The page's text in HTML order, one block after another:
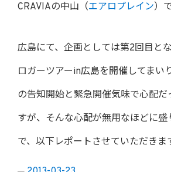
CRAVIAの中山（エアロプレイン）
広島にて、企画としては第2回目と
ロガーツアーin広島を開催してまい
の告知開始と緊急開催気味で心配だ
すが、そんな心配が無用なほどに盛
で、以下レポートさせていただきま